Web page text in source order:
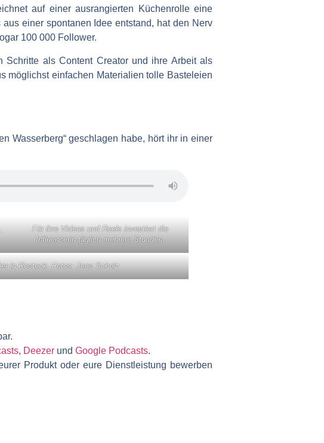
auf einer ausrangierten Küchenrolle eine
einer spontanen Idee entstand, hat den Nerv
100 000 Follower.
Schritte als Content Creator und ihre Arbeit als
möglichst einfachen Materialien tolle Basteleien
Wasserberg“ geschlagen habe, hört ihr in einer
Für ihre Videos und Reels investiert die
Influencerin täglich mehrere Stunden.
in Rostock. Fotos: Jens Scholz
, Deezer und Google Podcasts.
Produkt oder eure Dienstleistung bewerben